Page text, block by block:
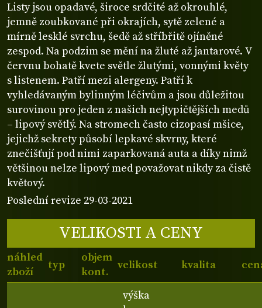
Listy jsou opadavé, široce srdčité až okrouhlé,
jemně zoubkované při okrajích, sytě zelené a
mírně lesklé svrchu, šedě až stříbřitě ojíněné
zespod. Na podzim se mění na žluté až jantarové. V
červnu bohatě kvete světle žlutými, vonnými květy
s listenem. Patří mezi alergeny. Patří k
vyhledávaným bylinným léčivům a jsou důležitou
surovinou pro jeden z našich nejtypičtějších medů
– lipový světlý. Na stromech často cizopasí mšice,
jejichž sekrety působí lepkavé skvrny, které
znečišťují pod nimi zaparkovaná auta a díky nimž
většinou nelze lipový med považovat nikdy za čistě
květový.
Poslední revize 29-03-2021
VELIKOSTI A CENY
náhled
zboží
typ
objem
kont.
velikost kvalita
výška